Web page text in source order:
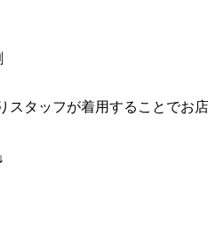
タッフが着用することでお